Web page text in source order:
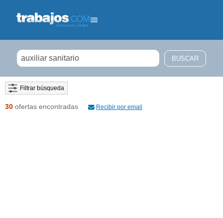
Filtrar búsqueda
30 ofertas encontradas Recibir por email